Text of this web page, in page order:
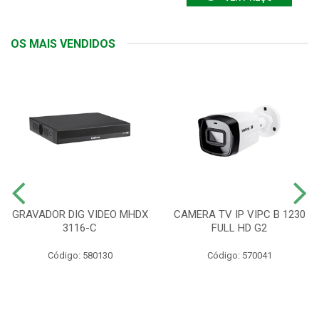
OS MAIS VENDIDOS
GRAVADOR DIG VIDEO MHDX
3116-C
Código: 580130
CAMERA TV IP VIPC B 1230
FULL HD G2
Código: 570041